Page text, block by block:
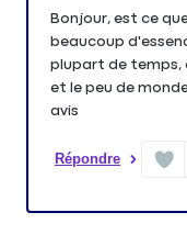
Bonjour, est ce
beaucoup
plupart de temps,
et le peu de
avis
Répondre